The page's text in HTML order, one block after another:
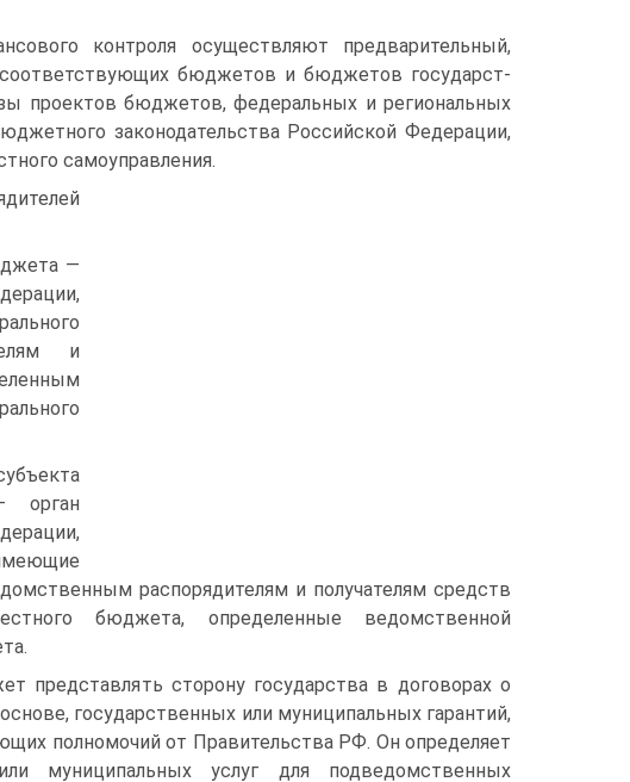
контроля осуществляют предварительный,
бюджетов и бюджетов государст­
проектов бюджетов, федеральных и региональных
законодательства Российской Федерации,
самоуправления.
—
и
орган
распорядителям и получателям средств
бюджета, опре­деленные ведомственной
представлять сторону государства в договорах о
государственных или муниципальных гарантий,
полномочий от Правительства РФ. Он определяет
муниципальных услуг для подве­домственных